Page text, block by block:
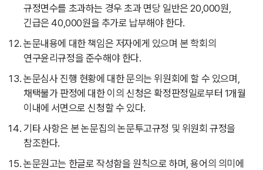
규정면수를 초과하는 경우 초과 면당 일반은 20,000원,
긴급은 40,000원을 추가로 납부해야 한다.
논문내용에 대한 책임은 저자에게 있으며 본 학회의
연구윤리규정을 준수해야 한다.
논문심사 진행 현황에 대한 문의는 위원회에 할 수 있으며,
채택불가 판정에 대한 이의 신청은 확정판정일로부터 1개월
이내에 서면으로 신청할 수 있다.
기타 사항은 본 논문집의 논문투고규정 및 위원회 규정을
참조한다.
논문원고는 한글로 작성함을 원칙으로 하며, 용어의 의미에